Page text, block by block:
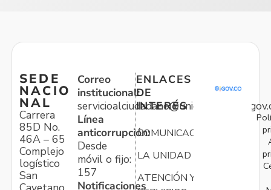
SEDE
NACIO
NAL
Carrera
85D No.
46A – 65
Complejo
logístico
San
Correo
institucional:
Línea
anticorrupción:
Desde
móvil o fijo:
157
Notificaciones
ENLACES
DE
INTERÉS
COMUNICACIONES
LA UNIDAD
ATENCIÓN Y